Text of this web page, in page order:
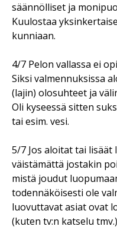
säännölliset ja
Kuulostaa
kunniaan.
4/7 Pelon vallassa ei
Siksi valmennuksissa
(lajin) olosuhteet ja
Oli kyseessä sitten
tai esim. vesi.
5/7 Jos aloitat tai
väistämättä jostakin
mistä joudut
todennäköisesti ole
luovuttavat asiat ovat
(kuten tv:n katselu